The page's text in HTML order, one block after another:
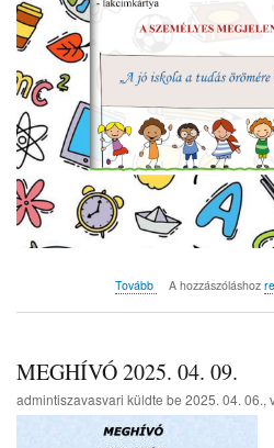
Tovább
(Beiratkozás
A hozzászóláshoz
MEGHÍVÓ 2025. 04. 09.
admintiszavasvari küldte be 2025. 04. 06.,